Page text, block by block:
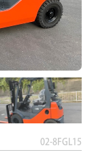
02-8FGL15